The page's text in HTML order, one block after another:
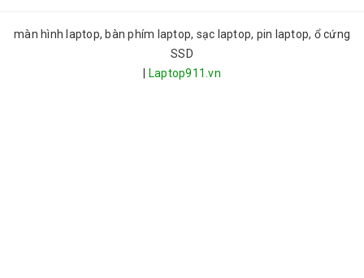
màn hình laptop, bàn phím laptop, sạc laptop, pin laptop, ổ cứng
SSD
| Laptop911.vn